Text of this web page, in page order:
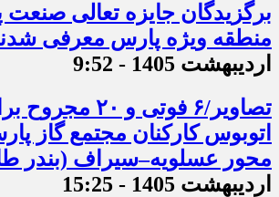
برگزیدگان جایزه تعالی
منطقه ویژه پارس معرفی
اردیبهشت 1405 - 9:52
تصاویر/۶ فوتی و
اتوبوس کارکنان مجتمع گاز
محور عسلویه–سیراف (بندر
اردیبهشت 1405 - 15:25